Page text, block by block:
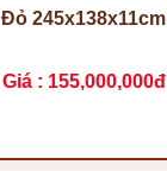
Đỏ 245x138x11cm
Giá : 155,000,000đ